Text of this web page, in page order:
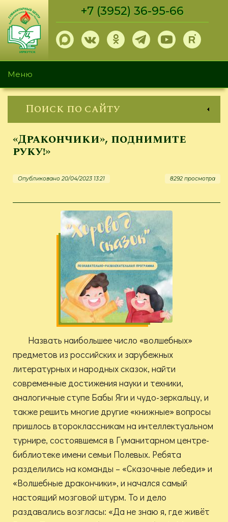
Перейти
основному
содержанию
+7 (3952) 36-95-66
Меню
Поиск по сайту
«Дракончики», поднимите
руку!»
Опубликовано 20/04/2023 13:21 8292 просмотра
Назвать наибольшее число «волшебных»
предметов из российских и зарубежных
литературных и народных сказок, найти
современные достижения науки и техники,
аналогичные ступе Бабы Яги и чудо-зеркальцу, и
также решить многие другие «книжные» вопросы
пришлось второклассникам на интеллектуальном
турнире, состоявшемся в Гуманитарном центре-
библиотеке имени семьи Полевых. Ребята
разделились на команды – «Сказочные лебеди» и
«Волшебные дракончики», и начался самый
настоящий мозговой штурм. То и дело
раздавались возгласы: «Да не знаю я, где живёт